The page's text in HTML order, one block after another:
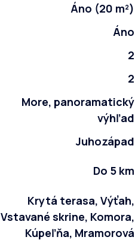
Áno (20 m²)
Áno
2
2
More, panoramatický
výhľad
Juhozápad
Do 5 km
Krytá terasa, Výťah,
Vstavané skrine, Komora,
Kúpeľňa, Mramorová